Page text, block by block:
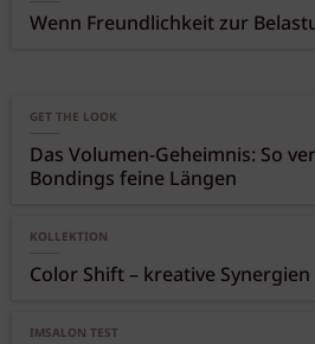
Wenn Freundlichkeit zur
GET THE LOOK
Das Volumen-Geheimnis: So
Bondings feine Längen
KOLLEKTION
Color Shift – kreative
IMSALON TEST